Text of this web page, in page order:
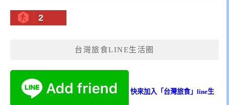
2
台灣旅食LINE生活圈
快來加入「台灣旅食」line生